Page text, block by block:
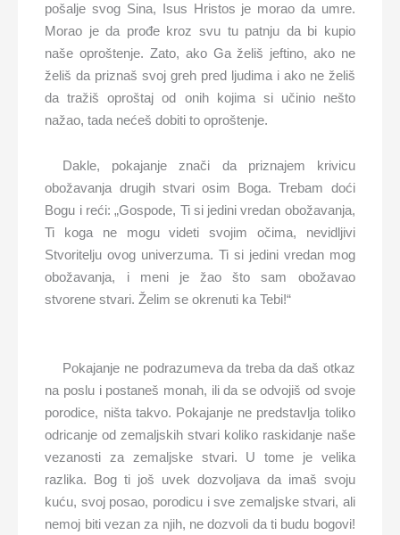
pošalje svog Sina, Isus Hristos je morao da umre.
Morao je da prođe kroz svu tu patnju da bi kupio
naše oproštenje. Zato, ako Ga želiš jeftino, ako ne
želiš da priznaš svoj greh pred ljudima i ako ne želiš
da tražiš oproštaj od onih kojima si učinio nešto
nažao, tada nećeš dobiti to oproštenje.
Dakle, pokajanje znači da priznajem krivicu
obožavanja drugih stvari osim Boga. Trebam doći
Bogu i reći: „Gospode, Ti si jedini vredan obožavanja,
Ti koga ne mogu videti svojim očima, nevidljivi
Stvoritelju ovog univerzuma. Ti si jedini vredan mog
obožavanja, i meni je žao što sam obožavao
stvorene stvari. Želim se okrenuti ka Tebi!“
Pokajanje ne podrazumeva da treba da daš otkaz
na poslu i postaneš monah, ili da se odvojiš od svoje
porodice, ništa takvo. Pokajanje ne predstavlja toliko
odricanje od zemaljskih stvari koliko raskidanje naše
vezanosti za zemaljske stvari. U tome je velika
razlika. Bog ti još uvek dozvoljava da imaš svoju
kuću, svoj posao, porodicu i sve zemaljske stvari, ali
nemoj biti vezan za njih, ne dozvoli da ti budu bogovi!